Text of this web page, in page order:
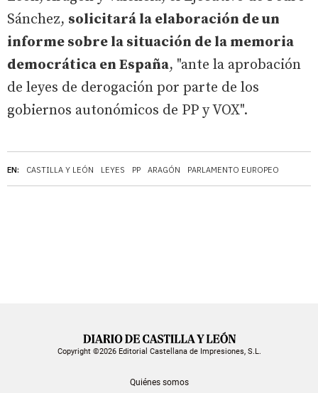
EN: CASTILLA Y LEÓN LEYES PP ARAGÓN PARLAMENTO EUROPEO
Sánchez, solicitará la elaboración de un
informe sobre la situación de la memoria
democrática en España, "ante la aprobación
de leyes de derogación por parte de los
gobiernos autonómicos de PP y VOX".
Copyright ©2026 Editorial Castellana de Impresiones, S.L.
Quiénes somos